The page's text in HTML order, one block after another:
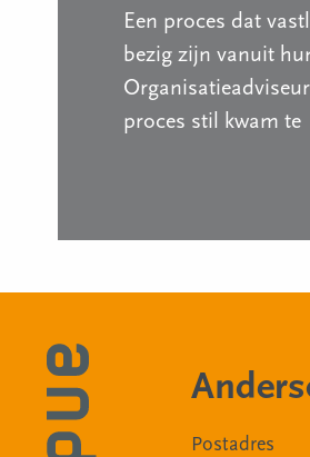
Een proces dat
bezig zijn vanuit
proces stil kwam te
Postadres